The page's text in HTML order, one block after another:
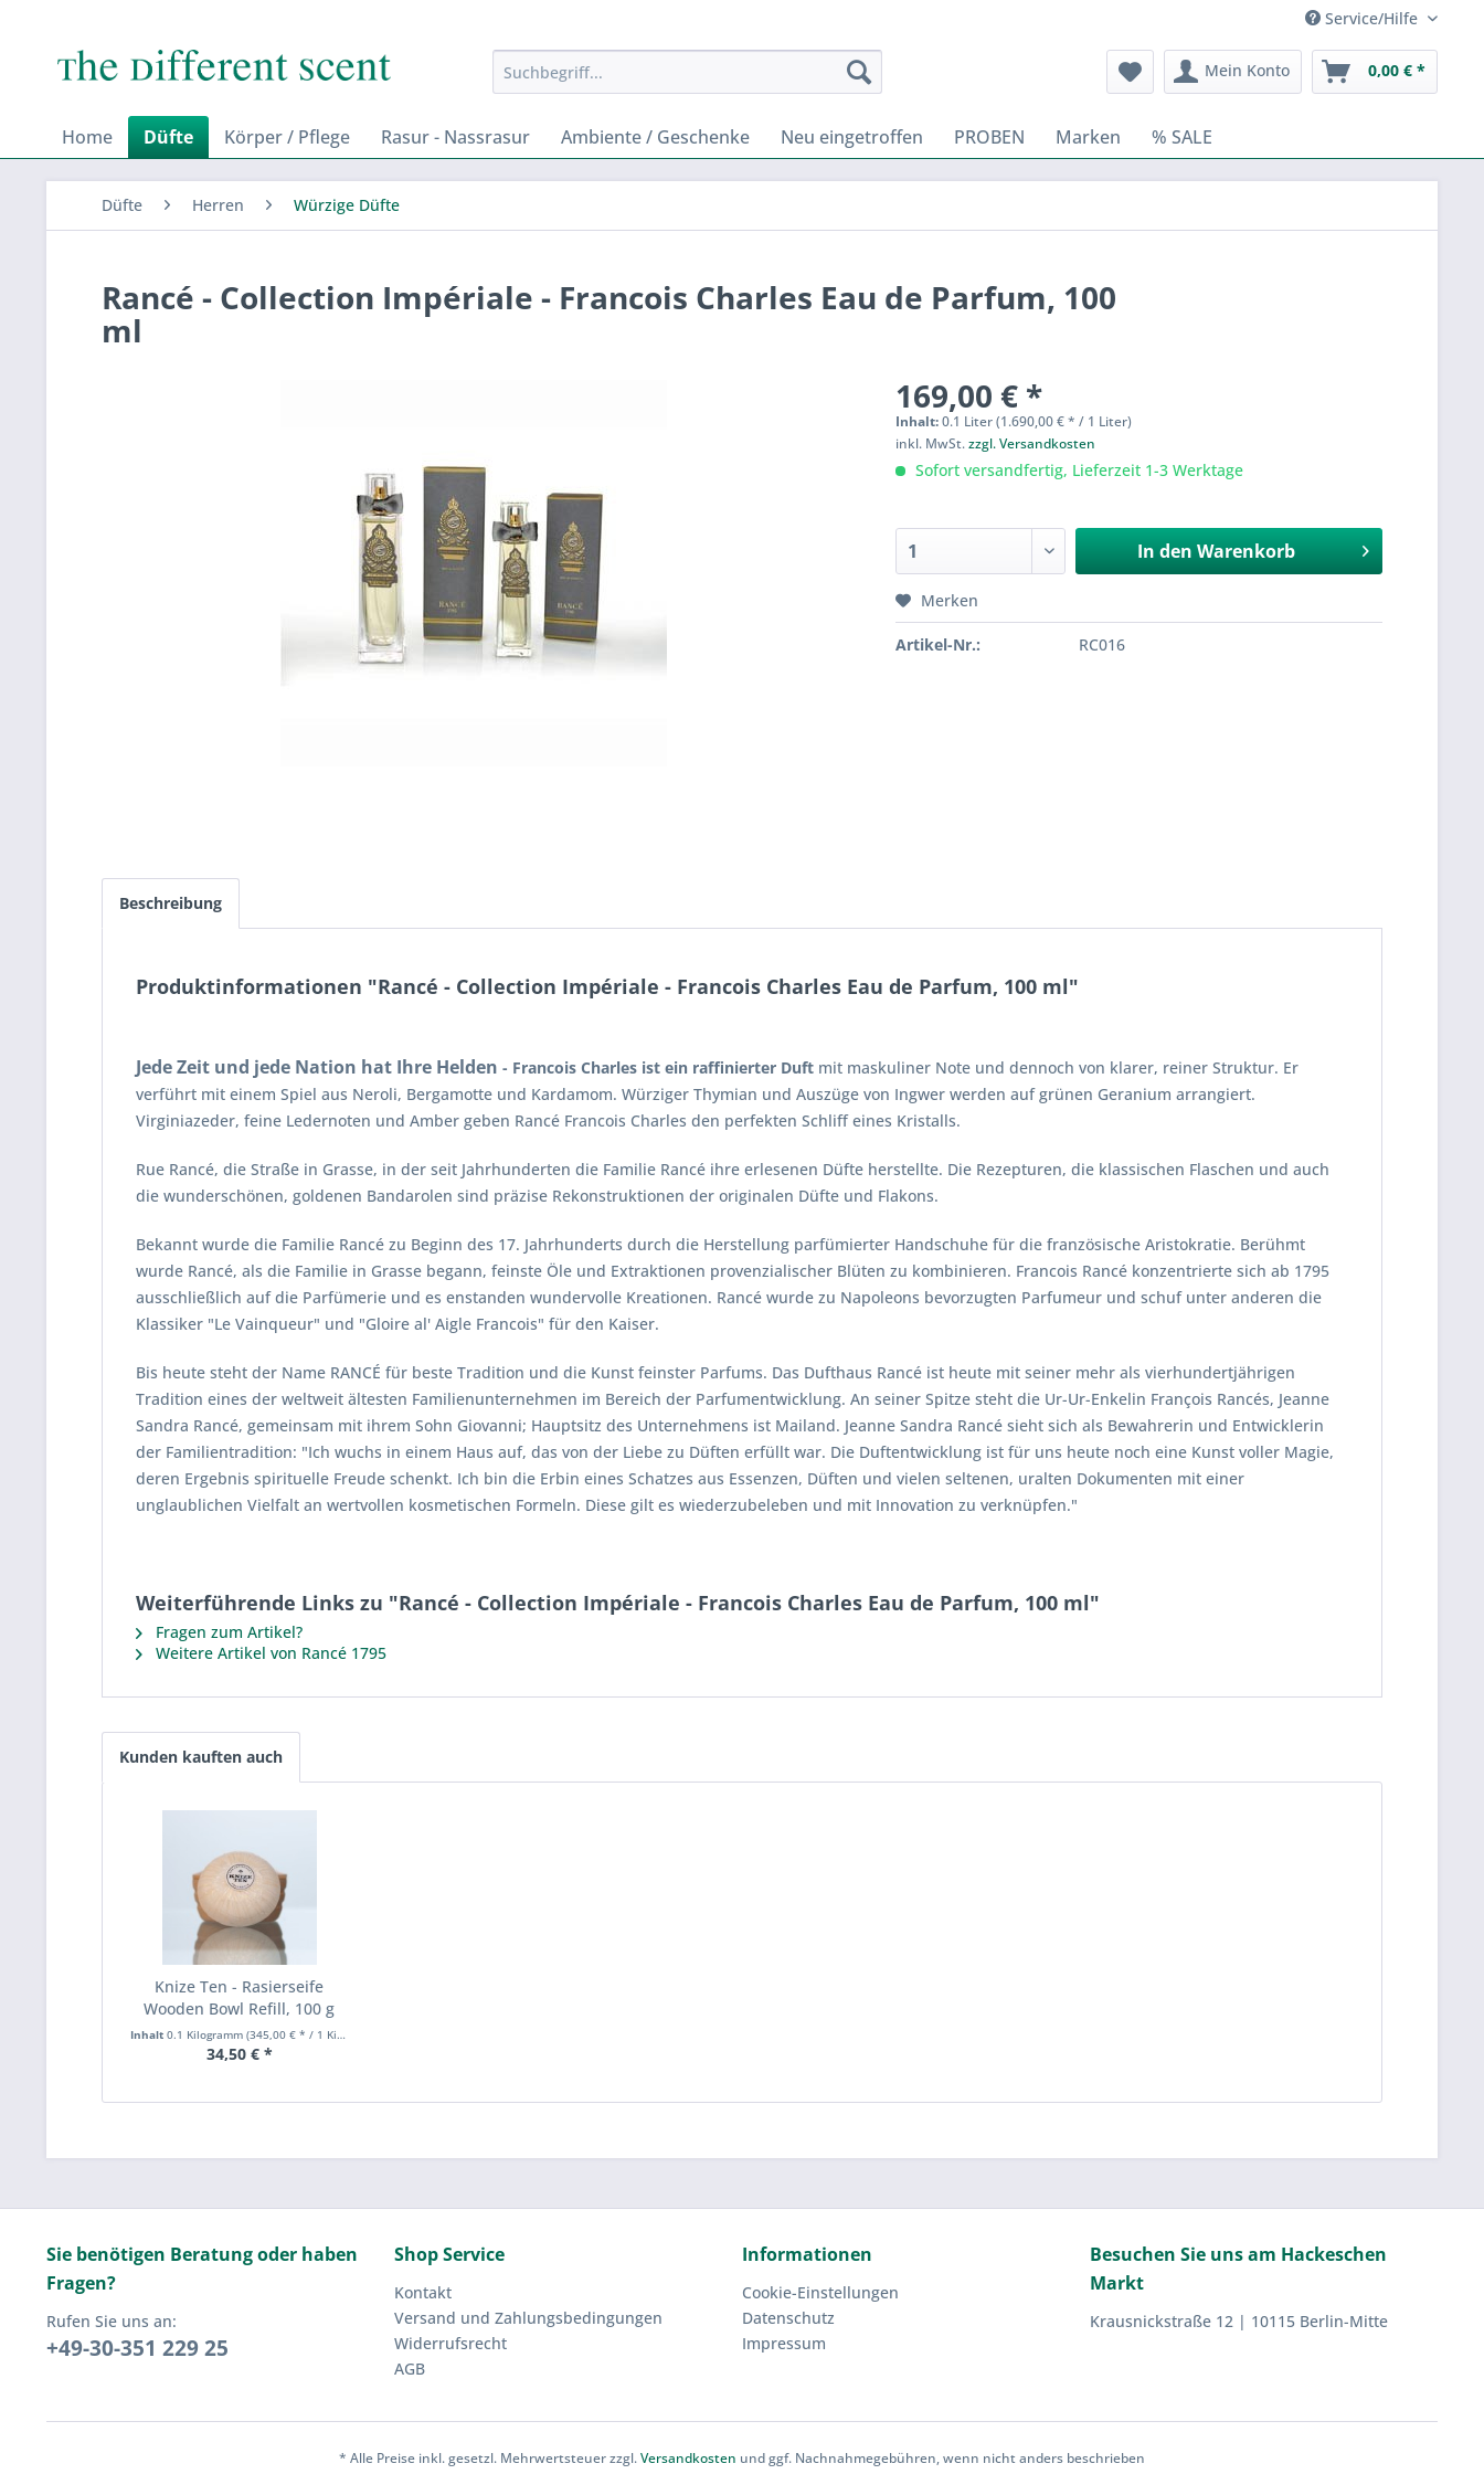
Service/Hilfe
Mein Konto 0,00 € *
Home Düfte Körper / Pflege Rasur - Nassrasur Ambiente / Geschenke Neu eingetroffen PROBEN Marken % SALE
Düfte Herren Würzige Düfte
Rancé - Collection Impériale - Francois Charles Eau de Parfum, 100
ml
169,00 € *
Inhalt:0.1 Liter (1.690,00 € * / 1 Liter)
inkl. MwSt.zzgl. Versandkosten
Sofort versandfertig, Lieferzeit 1-3 Werktage
In den Warenkorb
Merken
Artikel-Nr.: RC016
Beschreibung
Produktinformationen "Rancé - Collection Impériale - Francois Charles Eau de Parfum, 100 ml"
Jede Zeit und jede Nation hat Ihre Helden - Francois Charles ist ein raffinierter Duft mit maskuliner Note und dennoch von klarer, reiner Struktur. Er
verführt mit einem Spiel aus Neroli, Bergamotte und Kardamom. Würziger Thymian und Auszüge von Ingwer werden auf grünen Geranium arrangiert.
Virginiazeder, feine Ledernoten und Amber geben Rancé Francois Charles den perfekten Schliff eines Kristalls.
Rue Rancé, die Straße in Grasse, in der seit Jahrhunderten die Familie Rancé ihre erlesenen Düfte herstellte. Die Rezepturen, die klassischen Flaschen und auch
die wunderschönen, goldenen Bandarolen sind präzise Rekonstruktionen der originalen Düfte und Flakons.
Bekannt wurde die Familie Rancé zu Beginn des 17. Jahrhunderts durch die Herstellung parfümierter Handschuhe für die französische Aristokratie. Berühmt
wurde Rancé, als die Familie in Grasse begann, feinste Öle und Extraktionen provenzialischer Blüten zu kombinieren. Francois Rancé konzentrierte sich ab 1795
ausschließlich auf die Parfümerie und es enstanden wundervolle Kreationen. Rancé wurde zu Napoleons bevorzugten Parfumeur und schuf unter anderen die
Klassiker "Le Vainqueur" und "Gloire al' Aigle Francois" für den Kaiser.
Bis heute steht der Name RANCÉ für beste Tradition und die Kunst feinster Parfums. Das Dufthaus Rancé ist heute mit seiner mehr als vierhundertjährigen
Tradition eines der weltweit ältesten Familienunternehmen im Bereich der Parfumentwicklung. An seiner Spitze steht die Ur-Ur-Enkelin François Rancés, Jeanne
Sandra Rancé, gemeinsam mit ihrem Sohn Giovanni; Hauptsitz des Unternehmens ist Mailand. Jeanne Sandra Rancé sieht sich als Bewahrerin und Entwicklerin
der Familientradition: "Ich wuchs in einem Haus auf, das von der Liebe zu Düften erfüllt war. Die Duftentwicklung ist für uns heute noch eine Kunst voller Magie,
deren Ergebnis spirituelle Freude schenkt. Ich bin die Erbin eines Schatzes aus Essenzen, Düften und vielen seltenen, uralten Dokumenten mit einer
unglaublichen Vielfalt an wertvollen kosmetischen Formeln. Diese gilt es wiederzubeleben und mit Innovation zu verknüpfen."
Weiterführende Links zu "Rancé - Collection Impériale - Francois Charles Eau de Parfum, 100 ml"
Fragen zum Artikel?
Weitere Artikel von Rancé 1795
Kunden kauften auch
Knize Ten - Rasierseife
Wooden Bowl Refill, 100 g
Inhalt 0.1 Kilogramm (345,00 € * / 1 Kilogramm)
34,50 € *
Sie benötigen Beratung oder haben
Fragen?
Rufen Sie uns an:
+49-30-351 229 25
Shop Service
Kontakt
Versand und Zahlungsbedingungen
Widerrufsrecht
AGB
Informationen
Cookie-Einstellungen
Datenschutz
Impressum
Besuchen Sie uns am Hackeschen
Markt
Krausnickstraße 12 | 10115 Berlin-Mitte
* Alle Preise inkl. gesetzl. Mehrwertsteuer zzgl.Versandkosten und ggf. Nachnahmegebühren, wenn nicht anders beschrieben